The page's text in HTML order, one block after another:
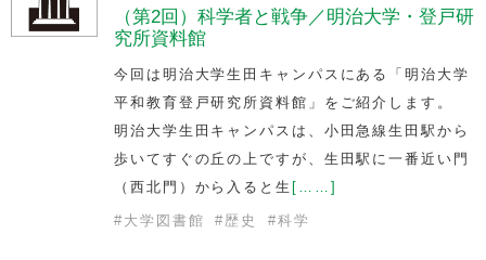
（第2回）科学者と戦争／明治大学・登戸研
究所資料館
今回は明治大学生田キャンパスにある「明治大学
平和教育登戸研究所資料館」をご紹介します。
明治大学生田キャンパスは、小田急線生田駅から
歩いてすぐの丘の上ですが、生田駅に一番近い門
（西北門）から入ると生 [……]
# 大学図書館 # 歴史 #科学